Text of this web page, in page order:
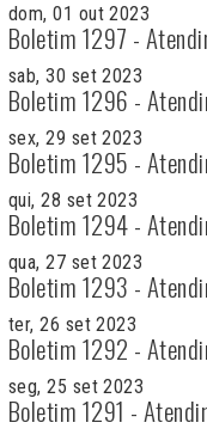
dom, 01 out 2023
Boletim 1297 -
sab, 30 set 2023
Boletim 1296 -
sex, 29 set 2023
Boletim 1295 -
qui, 28 set 2023
Boletim 1294 -
qua, 27 set 2023
Boletim 1293 -
ter, 26 set 2023
Boletim 1292 -
seg, 25 set 2023
Boletim 1291 -